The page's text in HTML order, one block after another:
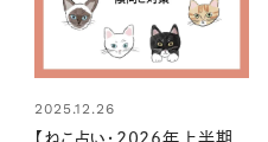
2025.12.26